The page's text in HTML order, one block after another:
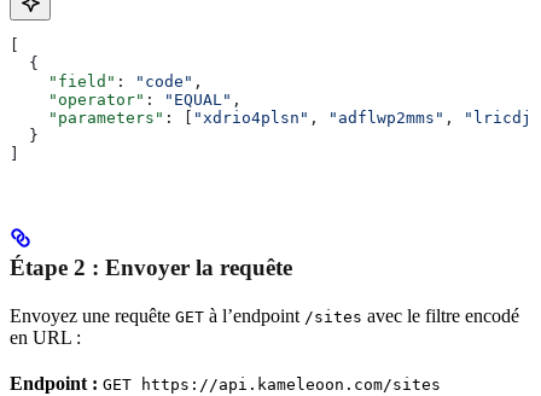
[
  {
    "field"
: "code" ,
    "operator"
: "EQUAL" ,
    "parameters"
: [ "xdrio4plsn" , "adflwp2mms" ,
  }
]
Étape 2 : Envoyer la requête
Envoyez une requête GET à l’endpoint /sites avec le filtre encodé
en URL :
Endpoint : GET https://api.kameleoon.com/sites